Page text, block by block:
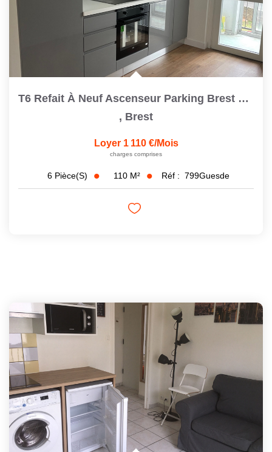
T6 Refait À Neuf Ascenseur Parking Brest Saint Michel
, Brest
Loyer 1 110 €/mois
charges comprises
6 Pièce(s) 110 M² Réf : 799Guesde